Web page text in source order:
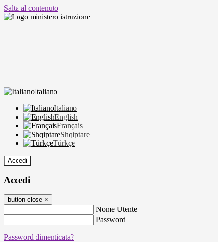
Salta al contenuto
Italiano
Italiano
English
Français
Shqiptare
Türkçe
Accedi
Accedi
button close ×
Nome Utente
Password
Password dimenticata?